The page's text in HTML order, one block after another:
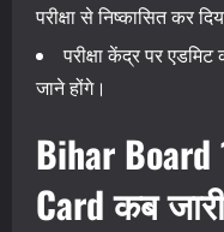
परीक्षा से निष्कासित कर
परीक्षा केंद्र पर
जाने होंगे।
Bihar
Card कब